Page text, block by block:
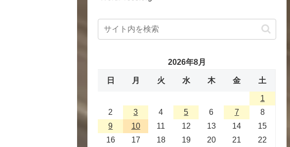
2026年8月
日 月 火 水 木 金 土
1
2
3 4 5 6 7
8
9
10 11 12 13 14
15
16
17 18 19 20 21
22